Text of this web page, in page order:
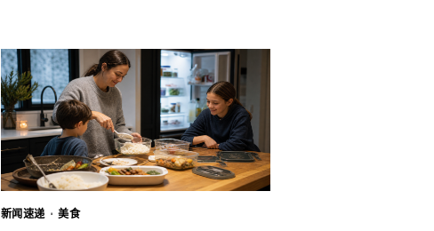
新闻速递 美食